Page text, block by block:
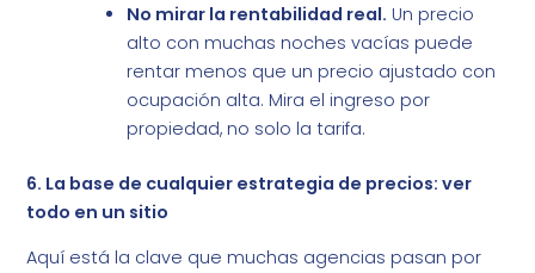
No mirar la rentabilidad real. Un precio
alto con muchas noches vacías puede
rentar menos que un precio ajustado con
ocupación alta. Mira el ingreso por
propiedad, no solo la tarifa.
6. La base de cualquier estrategia de precios: ver
todo en un sitio
Aquí está la clave que muchas agencias pasan por